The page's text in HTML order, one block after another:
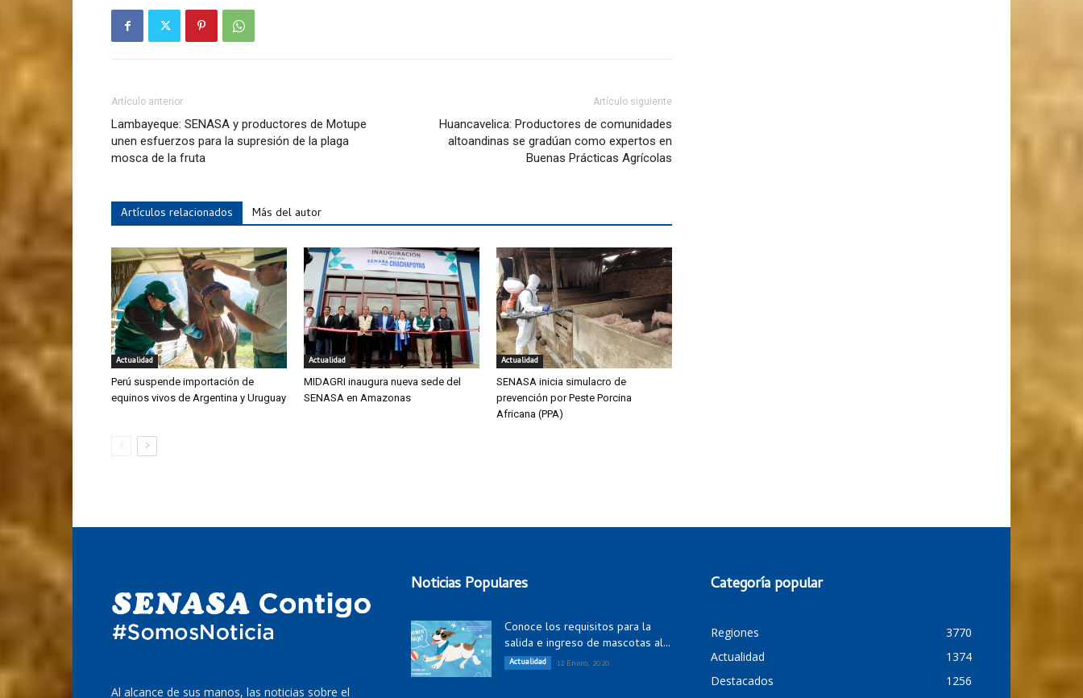
Artículo anterior
Lambayeque: SENASA y productores de Motupe
unen esfuerzos para la supresión de la plaga
mosca de la fruta
Artículo siguiente
Huancavelica: Productores de comunidades
altoandinas se gradúan como expertos en
Buenas Prácticas Agrícolas
Artículos relacionados Más del autor
Actualidad
Perú suspende importación de
equinos vivos de Argentina y Uruguay
Actualidad
MIDAGRI inaugura nueva sede del
SENASA en Amazonas
Actualidad
SENASA inicia simulacro de
prevención por Peste Porcina
Africana (PPA)
Al alcance de sus manos, las noticias sobre el
Noticias Populares
Conoce los requisitos para la
salida e ingreso de mascotas al...
Actualidad 12 Enero, 2020
Categoría popular
Regiones
3770
Actualidad
1374
Destacados
1256